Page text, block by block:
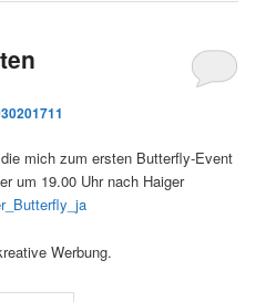
mich zum ersten Butterfly-Event
um 19.00 Uhr nach Haiger
Werbung.